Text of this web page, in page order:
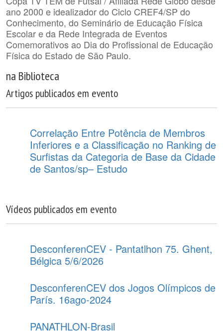
ano 2000 e idealizador do Ciclo CREF4/SP do
Conhecimento, do Seminário de Educação Física
Escolar e da Rede Integrada de Eventos
Comemorativos ao Dia do Profissional de Educação
Física do Estado de São Paulo.
na Biblioteca
Artigos publicados em evento
Correlação Entre Potência de Membros
Inferiores e a Classificação no Ranking de
Surfistas da Categoria de Base da Cidade
de Santos/sp– Estudo
Vídeos publicados em evento
DesconferenCEV - Pantatlhon 75. Ghent,
Bélgica 5/6/2026
DesconferenCEV dos Jogos Olímpicos de
París. 16ago-2024
PANATHLON-Brasil